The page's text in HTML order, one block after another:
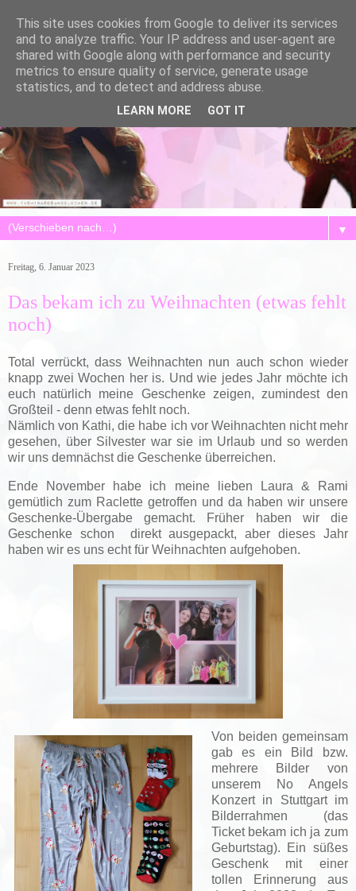
▼
Freitag, 6. Januar 2023
Das bekam ich zu Weihnachten (etwas fehlt
noch)
Total verrückt, dass Weihnachten nun auch schon wieder
knapp zwei Wochen her is. Und wie jedes Jahr möchte ich
euch natürlich meine Geschenke zeigen, zumindest den
Großteil - denn etwas fehlt noch.
Nämlich von Kathi, die habe ich vor Weihnachten nicht mehr
gesehen, über Silvester war sie im Urlaub und so werden
wir uns demnächst die Geschenke überreichen.
Ende November habe ich meine lieben Laura & Rami
gemütlich zum Raclette getroffen und da haben wir unsere
Geschenke-Übergabe gemacht. Früher haben wir die
Geschenke schon direkt ausgepackt, aber dieses Jahr
haben wir es uns echt für Weihnachten aufgehoben.
Von beiden gemeinsam
gab es ein Bild bzw.
mehrere Bilder von
unserem No Angels
Konzert in Stuttgart im
Bilderrahmen (das
Ticket bekam ich ja zum
Geburtstag). Ein süßes
Geschenk mit einer
tollen Erinnerung aus
This site uses cookies from Google to deliver its services
and to analyze traffic. Your IP address and user-agent are
shared with Google along with performance and security
metrics to ensure quality of service, generate usage
statistics, and to detect and address abuse.
LEARN MORE GOT IT